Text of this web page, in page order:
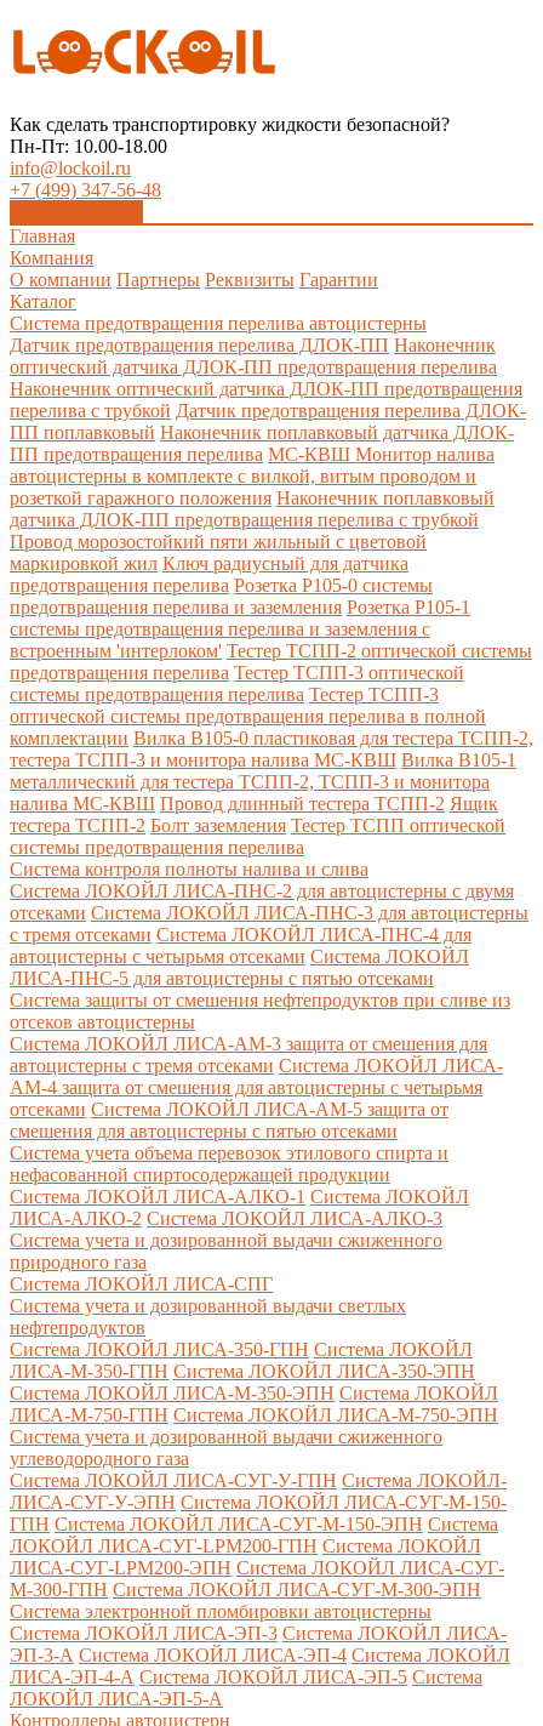
Как сделать транспортировку жидкости безопасной?
Пн-Пт: 10.00-18.00
info@lockoil.ru
+7 (499) 347-56-48
Главная
Компания
О компании Партнеры Реквизиты Гарантии
Каталог
Система предотвращения перелива автоцистерны
Датчик предотвращения перелива ДЛОК-ПП Наконечник
оптический датчика ДЛОК-ПП предотвращения перелива
Наконечник оптический датчика ДЛОК-ПП предотвращения
перелива с трубкой Датчик предотвращения перелива ДЛОК-
ПП поплавковый Наконечник поплавковый датчика ДЛОК-
ПП предотвращения перелива МС-КВШ Монитор налива
автоцистерны в комплекте с вилкой, витым проводом и
розеткой гаражного положения Наконечник поплавковый
датчика ДЛОК-ПП предотвращения перелива с трубкой
Провод морозостойкий пяти жильный с цветовой
маркировкой жил Ключ радиусный для датчика
предотвращения перелива Розетка Р105-0 системы
предотвращения перелива и заземления Розетка Р105-1
системы предотвращения перелива и заземления с
встроенным 'интерлоком' Тестер ТСПП-2 оптической системы
предотвращения перелива Тестер ТСПП-3 оптической
системы предотвращения перелива Тестер ТСПП-3
оптической системы предотвращения перелива в полной
комплектации Вилка В105-0 пластиковая для тестера ТСПП-2,
тестера ТСПП-3 и монитора налива МС-КВШ Вилка В105-1
металлический для тестера ТСПП-2, ТСПП-3 и монитора
налива МС-КВШ Провод длинный тестера ТСПП-2 Ящик
тестера ТСПП-2 Болт заземления Тестер ТСПП оптической
системы предотвращения перелива
Cистема контроля полноты налива и слива
Система ЛОКОЙЛ ЛИСА-ПНС-2 для автоцистерны с двумя
отсеками Система ЛОКОЙЛ ЛИСА-ПНС-3 для автоцистерны
с тремя отсеками Система ЛОКОЙЛ ЛИСА-ПНС-4 для
автоцистерны с четырьмя отсеками Система ЛОКОЙЛ
ЛИСА-ПНС-5 для автоцистерны с пятью отсеками
Система защиты от смешения нефтепродуктов при сливе из
отсеков автоцистерны
Система ЛОКОЙЛ ЛИСА-AM-3 защита от смешения для
автоцистерны с тремя отсеками Система ЛОКОЙЛ ЛИСА-
AM-4 защита от смешения для автоцистерны с четырьмя
отсеками Система ЛОКОЙЛ ЛИСА-AM-5 защита от
смешения для автоцистерны с пятью отсеками
Система учета объема перевозок этилового спирта и
нефасованной спиртосодержащей продукции
Система ЛОКОЙЛ ЛИСА-AЛКО-1 Система ЛОКОЙЛ
ЛИСА-АЛКО-2 Система ЛОКОЙЛ ЛИСА-АЛКО-3
Система учета и дозированной выдачи сжиженного
природного газа
Система ЛОКОЙЛ ЛИСА-СПГ
Система учета и дозированной выдачи светлых
нефтепродуктов
Система ЛОКОЙЛ ЛИСА-350-ГПН Система ЛОКОЙЛ
ЛИСА-М-350-ГПН Система ЛОКОЙЛ ЛИСА-350-ЭПН
Система ЛОКОЙЛ ЛИСА-М-350-ЭПН Система ЛОКОЙЛ
ЛИСА-М-750-ГПН Система ЛОКОЙЛ ЛИСА-М-750-ЭПН
Система учета и дозированной выдачи сжиженного
углеводородного газа
Система ЛОКОЙЛ ЛИСА-СУГ-У-ГПН Система ЛОКОЙЛ-
ЛИСА-СУГ-У-ЭПН Система ЛОКОЙЛ ЛИСА-СУГ-М-150-
ГПН Система ЛОКОЙЛ ЛИСА-СУГ-М-150-ЭПН Система
ЛОКОЙЛ ЛИСА-СУГ-LPM200-ГПН Система ЛОКОЙЛ
ЛИСА-СУГ-LPM200-ЭПН Система ЛОКОЙЛ ЛИСА-СУГ-
М-300-ГПН Система ЛОКОЙЛ ЛИСА-СУГ-М-300-ЭПН
Система электронной пломбировки автоцистерны
Система ЛОКОЙЛ ЛИСА-ЭП-3 Система ЛОКОЙЛ ЛИСА-
ЭП-3-А Система ЛОКОЙЛ ЛИСА-ЭП-4 Система ЛОКОЙЛ
ЛИСА-ЭП-4-А Система ЛОКОЙЛ ЛИСА-ЭП-5 Система
ЛОКОЙЛ ЛИСА-ЭП-5-А
Контроллеры автоцистерн